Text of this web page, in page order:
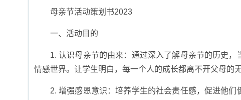
母亲节活动策划书2023
一、活动目的
1. 认识母亲节的由来：通过深入了解母亲节的历史
情感世界。让学生明白，每一个人的成长都离不开父母的
2. 增强感恩意识：培养学生的社会责任感，促进他